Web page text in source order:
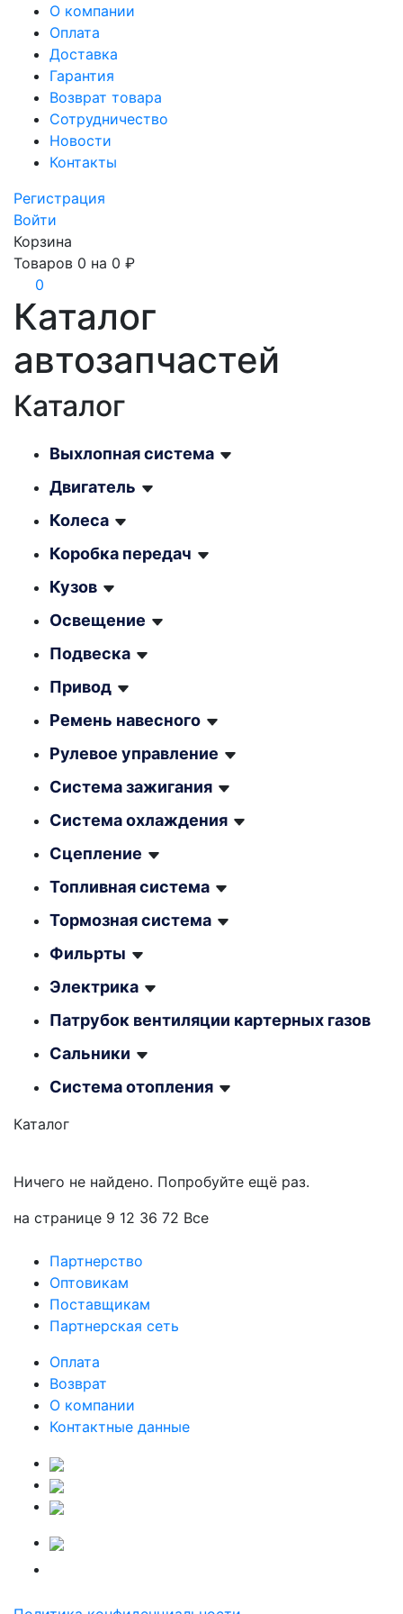
О компании
Оплата
Доставка
Гарантия
Возврат товара
Сотрудничество
Новости
Контакты
Регистрация
Войти
Корзина
Товаров 0 на 0 ₽
0
Каталог
автозапчастей
Каталог
Выхлопная система
Двигатель
Колеса
Коробка передач
Кузов
Освещение
Подвеска
Привод
Ремень навесного
Рулевое управление
Система зажигания
Система охлаждения
Сцепление
Топливная система
Тормозная система
Фильрты
Электрика
Патрубок вентиляции картерных газов
Сальники
Система отопления
Каталог
Ничего не найдено. Попробуйте ещё раз.
на странице 9 12 36 72 Все
Партнерство
Оптовикам
Поставщикам
Партнерская сеть
Оплата
Возврат
О компании
Контактные данные